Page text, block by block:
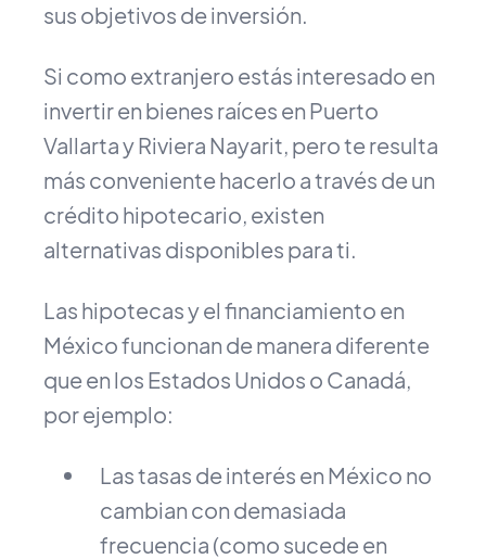
sus objetivos de inversión.
Si como extranjero estás interesado en
invertir en bienes raíces en Puerto
Vallarta y Riviera Nayarit, pero te resulta
más conveniente hacerlo a través de un
crédito hipotecario, existen
alternativas disponibles para ti.
Las hipotecas y el financiamiento en
México funcionan de manera diferente
que en los Estados Unidos o Canadá,
por ejemplo:
Las tasas de interés en México no
cambian con demasiada
frecuencia (como sucede en